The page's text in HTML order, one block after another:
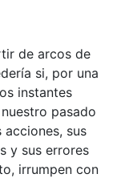
de arcos de
si, por una
instantes
pasado
sus
y sus errores
irrumpen con